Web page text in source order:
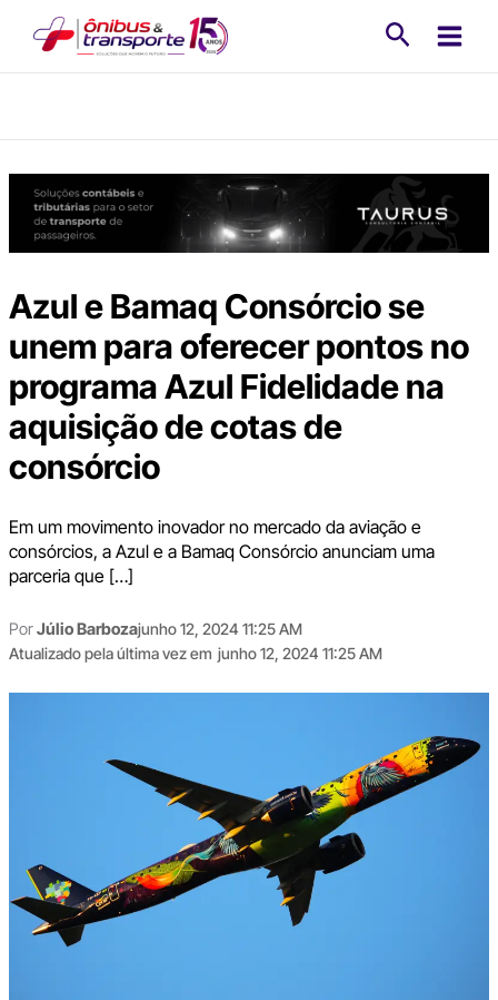
Azul e Bamaq Consórcio se
unem para oferecer pontos no
programa Azul Fidelidade na
aquisição de cotas de
consórcio
Em um movimento inovador no mercado da aviação e
consórcios, a Azul e a Bamaq Consórcio anunciam uma
parceria que […]
PorJúlio Barbozajunho 12, 2024 11:25 AM
Atualizado pela última vez em junho 12, 2024 11:25 AM